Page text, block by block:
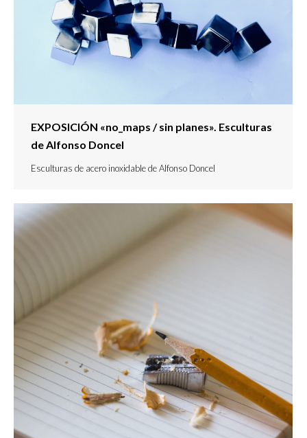
EXPOSICIÓN «no_maps / sin planes». Esculturas
de Alfonso Doncel
Esculturas de acero inoxidable de Alfonso Doncel